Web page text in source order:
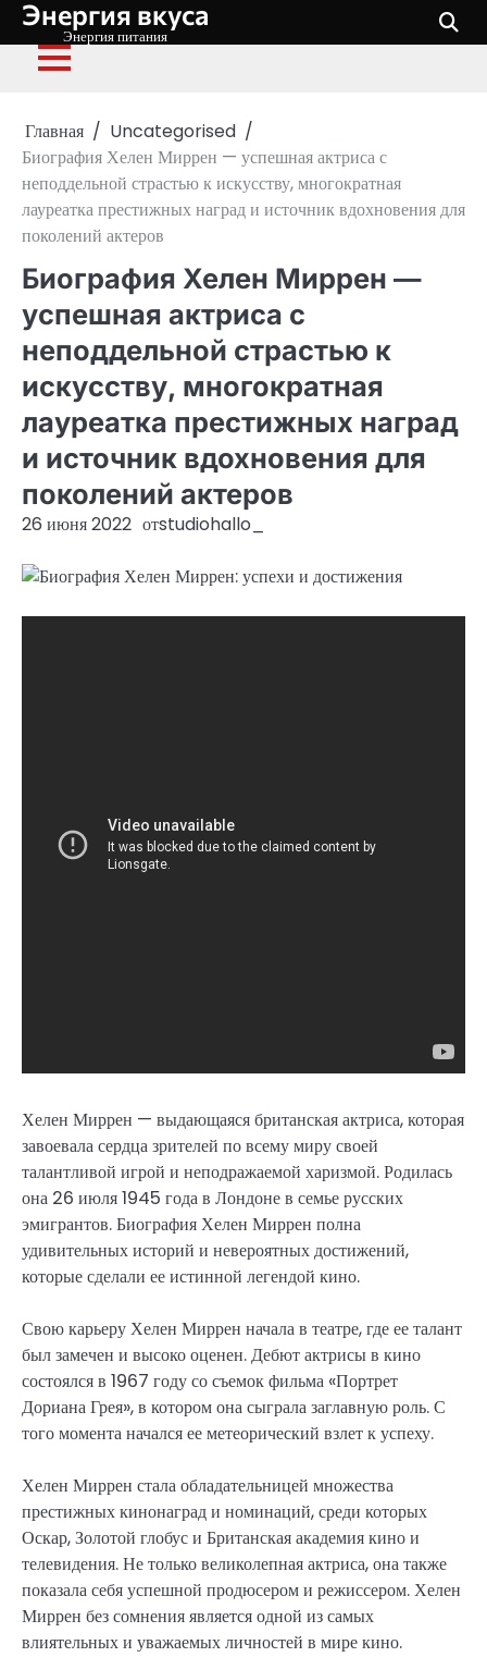
Перейти
содержимому
Энергия вкуса
Энергия питания
Главная
Uncategorised
Биография Хелен Миррен — успешная актриса с
неподдельной страстью к искусству, многократная
лауреатка престижных наград и источник вдохновения для
поколений актеров
Биография Хелен Миррен —
успешная актриса с
неподдельной страстью к
искусству, многократная
лауреатка престижных наград
и источник вдохновения для
поколений актеров
26 июня 2022 отstudiohallo_
Хелен Миррен — выдающаяся британская актриса, которая
завоевала сердца зрителей по всему миру своей
талантливой игрой и неподражаемой харизмой. Родилась
она 26 июля 1945 года в Лондоне в семье русских
эмигрантов. Биография Хелен Миррен полна
удивительных историй и невероятных достижений,
которые сделали ее истинной легендой кино.
Свою карьеру Хелен Миррен начала в театре, где ее талант
был замечен и высоко оценен. Дебют актрисы в кино
состоялся в 1967 году со съемок фильма «Портрет
Дориана Грея», в котором она сыграла заглавную роль. С
того момента начался ее метеорический взлет к успеху.
Хелен Миррен стала обладательницей множества
престижных кинонаград и номинаций, среди которых
Оскар, Золотой глобус и Британская академия кино и
телевидения. Не только великолепная актриса, она также
показала себя успешной продюсером и режиссером. Хелен
Миррен без сомнения является одной из самых
влиятельных и уважаемых личностей в мире кино.